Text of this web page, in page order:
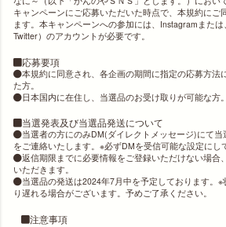
キャンペーンにご応募いただいた時点で、本規約にご
ます。本キャンペーンへの参加には、Instagramまた
Twitter）のアカウントが必要です。
応募要項
本規約に同意され、各企画の期間に指定の応募方法
た方。
日本国内に在住し、当選品のお受け取りが可能な方。
当選発表及び当選品発送について
当選者の方にのみDM(ダイレクトメッセージ)にて
をご連絡いたします。※必ずDMを受信可能な設定にし
返信期限までに必要情報をご登録いただけない場合
いただきます。
当選品の発送は2024年7月中を予定しております。
り遅れる場合がございます。予めご了承ください。
注意事項